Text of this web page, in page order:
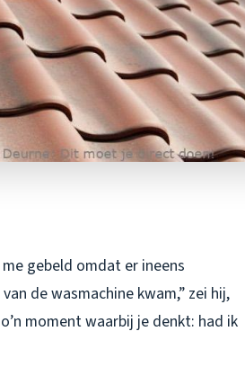
gebeld omdat er ineens
de wasmachine kwam,” zei hij,
moment waarbij je denkt: had ik